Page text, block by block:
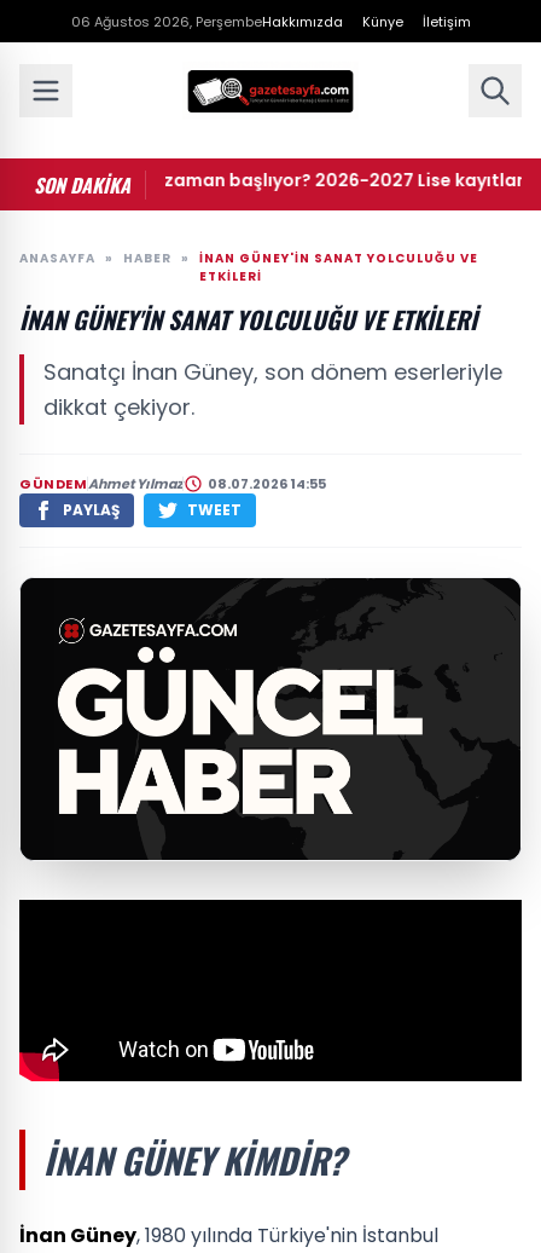
06 Ağustos 2026, PerşembeHakkımızda Künye İletişim
SON DAKİKA
kayıtları ne zaman başlıyor? 2026-2027 Lise kayıtları nasıl
ANASAYFA » HABER »
İNAN GÜNEY'IN SANAT YOLCULUĞU VE
ETKILERI
İNAN GÜNEY'IN SANAT YOLCULUĞU VE ETKILERI
Sanatçı İnan Güney, son dönem eserleriyle
dikkat çekiyor.
GÜNDEMAhmet Yılmaz 08.07.2026 14:55
PAYLAŞ TWEET
İNAN GÜNEY KIMDIR?
İnan Güney, 1980 yılında Türkiye'nin İstanbul